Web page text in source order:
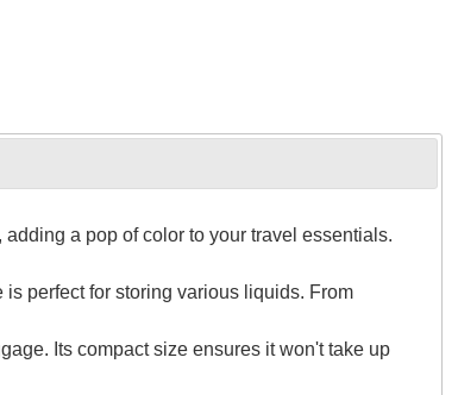
a pop of color to your travel essentials.
perfect for storing various liquids. From
Its compact size ensures it won't take up